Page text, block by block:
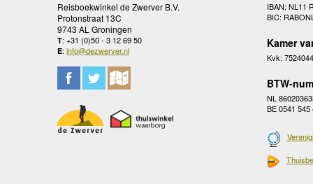
Reisboekwinkel de Zwerver B.V.
Protonstraat 13C
9743 AL Groningen
T: +31 (0)50 - 3 12 69 50
E: info@dezwerver.nl
IBAN: NL11
BIC:
Kamer
Kvk:
BTW-
NL
BE 0541 545